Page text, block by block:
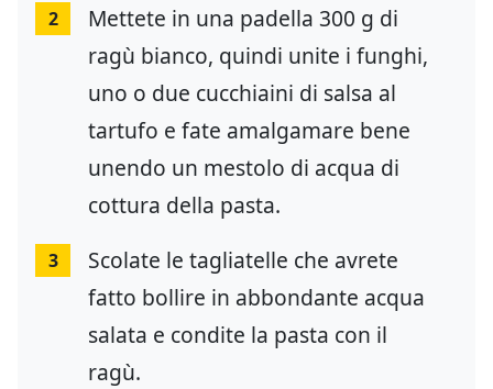
2
Mettete in una padella 300 g di
ragù bianco, quindi unite i funghi,
uno o due cucchiaini di salsa al
tartufo e fate amalgamare bene
unendo un mestolo di acqua di
cottura della pasta.
3
Scolate le tagliatelle che avrete
fatto bollire in abbondante acqua
salata e condite la pasta con il
ragù.